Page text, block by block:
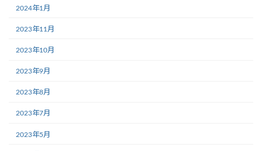
2024年1月
2023年11月
2023年10月
2023年9月
2023年8月
2023年7月
2023年5月